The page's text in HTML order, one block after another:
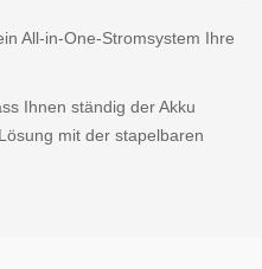
All-in-One-Stromsystem Ihre
Ihnen ständig der Akku
mit der stapelbaren